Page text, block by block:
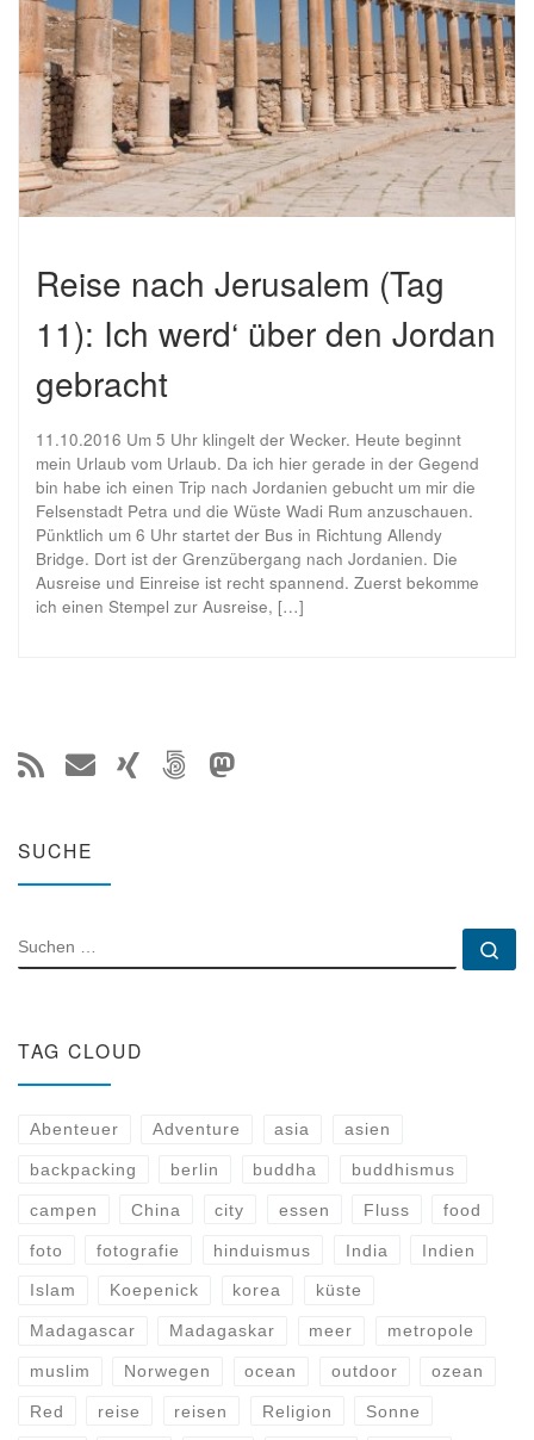
Reise nach Jerusalem (Tag
11): Ich werd‘ über den Jordan
gebracht
11.10.2016 Um 5 Uhr klingelt der Wecker. Heute beginnt
mein Urlaub vom Urlaub. Da ich hier gerade in der Gegend
bin habe ich einen Trip nach Jordanien gebucht um mir die
Felsenstadt Petra und die Wüste Wadi Rum anzuschauen.
Pünktlich um 6 Uhr startet der Bus in Richtung Allendy
Bridge. Dort ist der Grenzübergang nach Jordanien. Die
Ausreise und Einreise ist recht spannend. Zuerst bekomme
ich einen Stempel zur Ausreise, […]
SUCHE
SUCHE
TAG CLOUD
Abenteuer Adventure asia asien
backpacking berlin buddha buddhismus
campen China city essen Fluss food
foto fotografie hinduismus India Indien
Islam Koepenick korea küste
Madagascar Madagaskar meer metropole
muslim Norwegen ocean outdoor ozean
Red reise reisen Religion Sonne